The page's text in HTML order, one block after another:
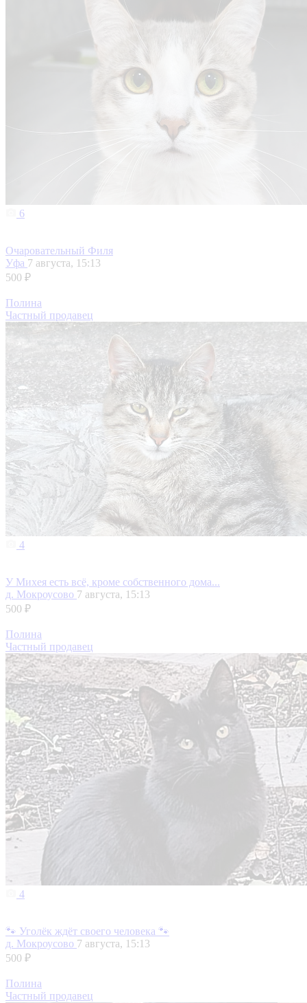
6
Очаровательный Филя
Уфа 7 августа, 15:13
500 ₽
Полина
Частный продавец
4
У Михея есть всё, кроме собственного дома...
д. Мокроусово 7 августа, 15:13
500 ₽
Полина
Частный продавец
4
🐾 Уголёк ждёт своего человека 🐾
д. Мокроусово 7 августа, 15:13
500 ₽
Полина
Частный продавец